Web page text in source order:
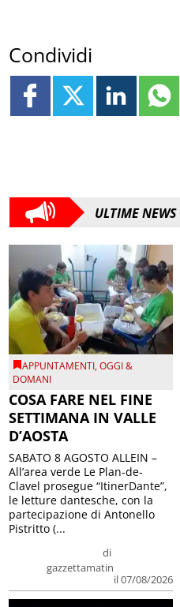
Condividi
ULTIME NEWS
APPUNTAMENTI,OGGI &
DOMANI
COSA FARE NEL FINE
SETTIMANA IN VALLE
D’AOSTA
di
gazzettamatin
il 07/08/2026
SABATO 8 AGOSTO ALLEIN –
All’area verde Le Plan-de-
Clavel prosegue “ItinerDante”,
le letture dantesche, con la
partecipazione di Antonello
Pistritto (...